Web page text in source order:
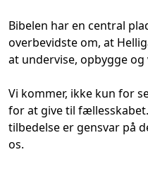
Bibelen har en central
overbevidste om, at
at undervise, opbygge og
Vi kommer, ikke kun for
for at give til
tilbedelse er gensvar på
os.